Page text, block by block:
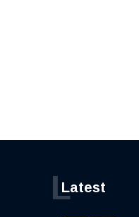
Latest
L